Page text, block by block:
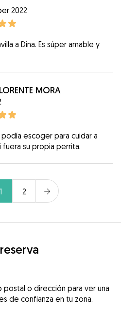
2022
a Dina. Es súper amable y
MORA
escoger para cuidar a
fuera su propia perrita.
1 2
postal o dirección para ver una
de confianza en tu zona.